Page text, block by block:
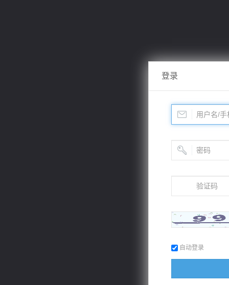
登录
自动登录